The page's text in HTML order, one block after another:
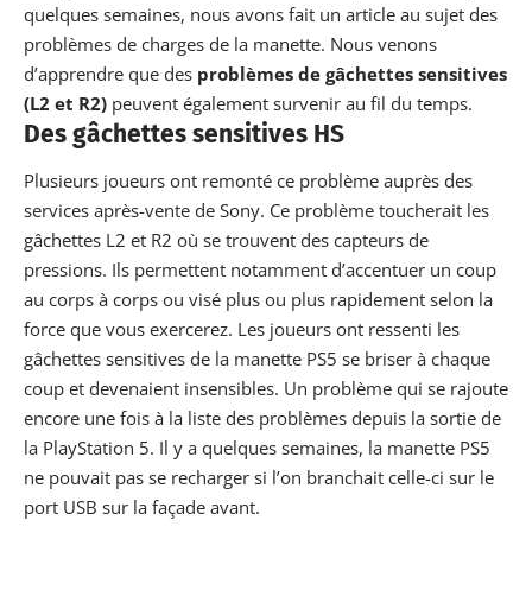
quelques semaines, nous avons fait un article au sujet des
problèmes de charges de la manette. Nous venons
d’apprendre que des problèmes de gâchettes sensitives
(L2 et R2) peuvent également survenir au fil du temps.
Des gâchettes sensitives HS
Plusieurs joueurs ont remonté ce problème auprès des
services après-vente de Sony. Ce problème toucherait les
gâchettes L2 et R2 où se trouvent des capteurs de
pressions. Ils permettent notamment d’accentuer un coup
au corps à corps ou visé plus ou plus rapidement selon la
force que vous exercerez. Les joueurs ont ressenti les
gâchettes sensitives de la manette PS5 se briser à chaque
coup et devenaient insensibles. Un problème qui se rajoute
encore une fois à la liste des problèmes depuis la sortie de
la PlayStation 5. Il y a quelques semaines, la manette PS5
ne pouvait pas se recharger si l’on branchait celle-ci sur le
port USB sur la façade avant.